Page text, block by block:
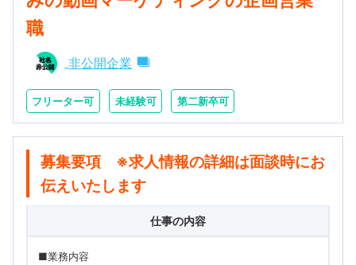
職
非公開企業
フリーター可 未経験可 第二新卒可
募集要項 ※求人情報の詳細は面談時にお
伝えいたします
仕事の内容
■業務内容